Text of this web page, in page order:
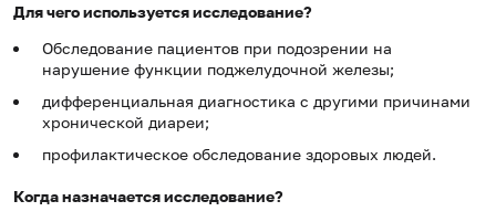
Для чего используется исследование?
Обследование пациентов при подозрении на
нарушение функции поджелудочной железы;
дифференциальная диагностика с другими причинами
хронической диареи;
профилактическое обследование здоровых людей.
Когда назначается исследование?